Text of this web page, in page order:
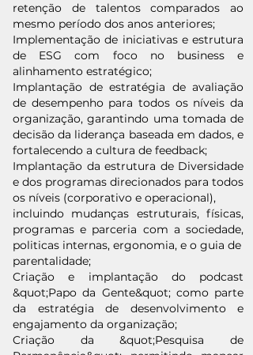
retenção de talentos comparados ao
mesmo período dos anos anteriores;
Implementação de iniciativas e estrutura
de ESG com foco no business e
alinhamento estratégico;
Implantação de estratégia de avaliação
de desempenho para todos os níveis da
organização, garantindo uma tomada de
decisão da liderança baseada em dados, e
fortalecendo a cultura de feedback;
Implantação da estrutura de Diversidade
e dos programas direcionados para todos
os níveis (corporativo e operacional),
incluindo mudanças estruturais, físicas,
programas e parceria com a sociedade,
politicas internas, ergonomia, e o guia de
parentalidade;
Criação e implantação do podcast
&quot;Papo da Gente&quot; como parte
da estratégia de desenvolvimento e
engajamento da organização;
Criação da &quot;Pesquisa de